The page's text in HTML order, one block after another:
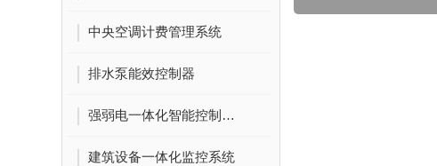
中央空调计费管理系统
排水泵能效控制器
强弱电一体化智能控制柜系统
建筑设备一体化监控系统